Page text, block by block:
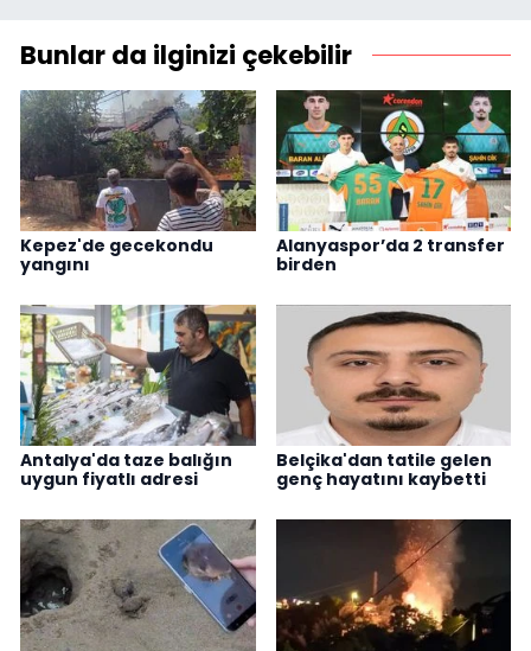
Bunlar da ilginizi çekebilir
Kepez'de gecekondu
yangını
Alanyaspor’da 2 transfer
birden
Antalya'da taze balığın
uygun fiyatlı adresi
Belçika'dan tatile gelen
genç hayatını kaybetti